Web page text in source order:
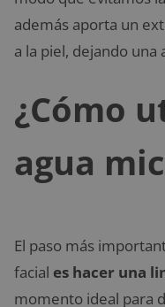
además aporta un
a la piel, dejando una
¿Cómo
agua
El paso más
facial es hacer una
momento ideal para